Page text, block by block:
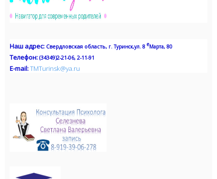
Наш адрес: Свердловская область, г. Туринск,ул. 8 еМарта, 80
Телефон: (34349)2-21-06, 2-11-91
Е-mail:TMTurinsk@ya.ru